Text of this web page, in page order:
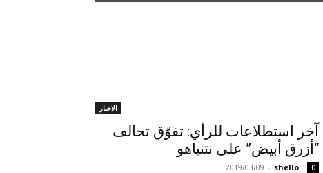
الاخبار
آخر استطلاعات للرأي: تفوّق تحالف
“أزرق أبيض” على نتنياهو
shello
-
2019/03/09 0